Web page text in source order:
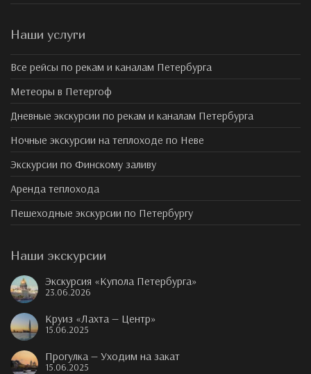
Наши услуги
Все рейсы по рекам и каналам Петербурга
Метеоры в Петергоф
Дневные экскурсии по рекам и каналам Петербурга
Ночные экскурсии на теплоходе по Неве
Экскурсии по Финскому заливу
Аренда теплохода
Пешеходные экскурсии по Петербургу
Наши экскурсии
Экскурсия «Купола Петербурга»
23.06.2026
Круиз «Лахта — Центр»
15.06.2025
Прогулка — Уходим на закат
15.06.2025